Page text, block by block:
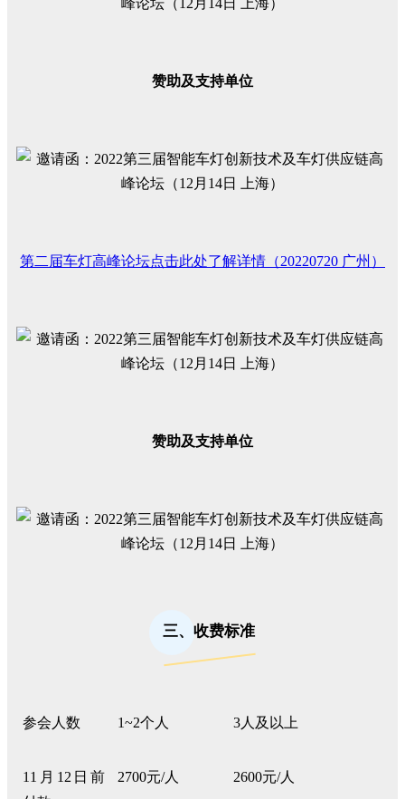
赞助及支持单位
第二届车灯高峰论坛点击此处了解详情（20220720 广州）
赞助及支持单位
三、收费标准
参会人数 1~2个人 3人及以上
11 月 12 日前
2700元/人 2600元/人